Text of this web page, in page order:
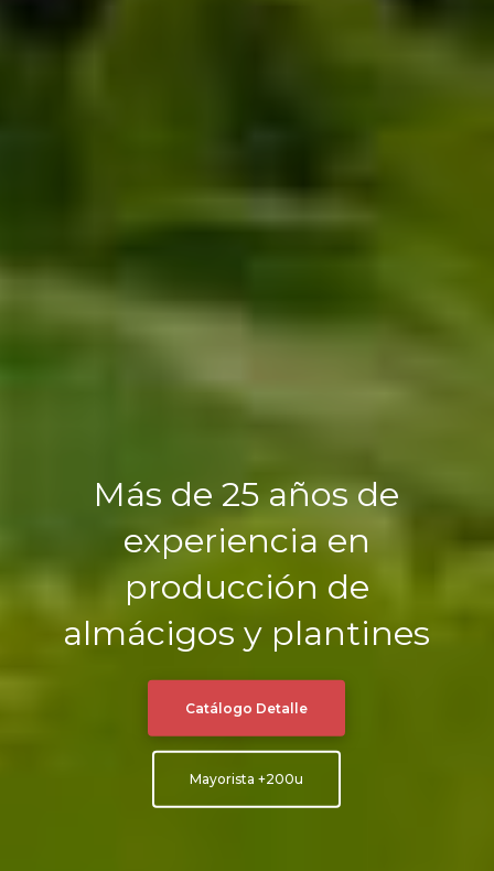
Más de 25 años de
experiencia en
producción de
almácigos y plantines
Catálogo Detalle
Mayorista +200u